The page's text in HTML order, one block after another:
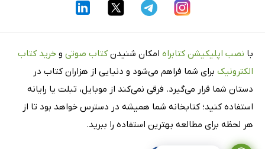
با نصب اپلیکیشن کتابراه امکان شنیدن کتاب صوتی و خرید کتاب
الکترونیک برای شما فراهم می‌شود و دنیایی از هزاران کتاب در
دستان شما قرار می‌گیرد. فرقی نمی‌کند از موبایل، تبلت یا رایانه
استفاده کنید؛ کتابخانه شما همیشه در دسترس خواهد بود تا از
هر لحظه برای مطالعه بهترین استفاده را ببرید.